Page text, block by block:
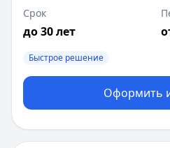
Срок
до 30 лет
Быстрое решение
Оформить